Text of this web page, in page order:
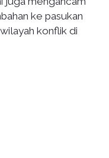
ke pasukan
konflik di